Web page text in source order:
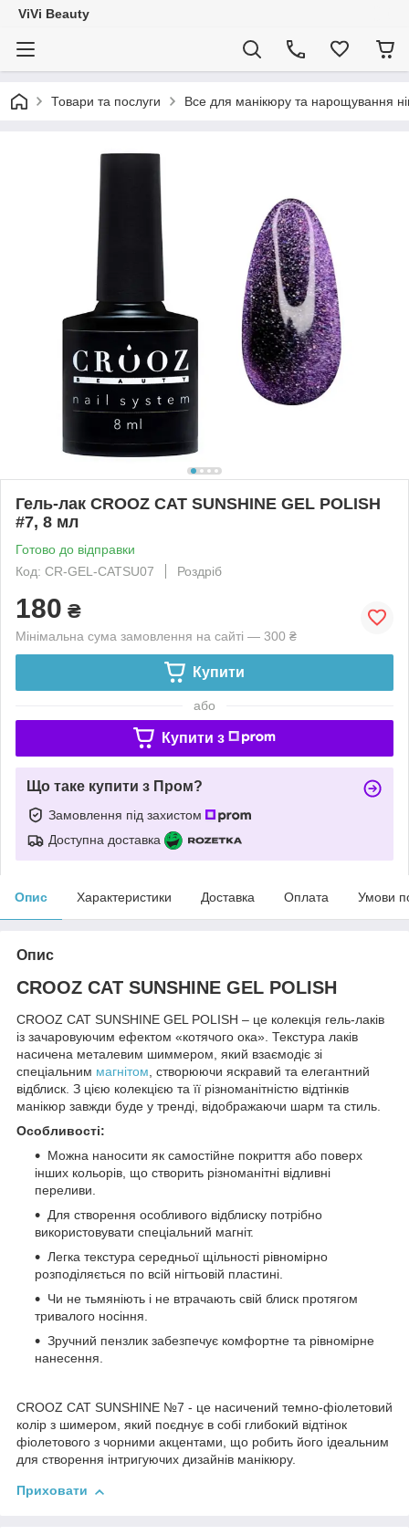
ViVi Beauty
Товари та послуги Все для манікюру та нарощування
Гель-лак CROOZ CAT SUNSHINE GEL POLISH
#7, 8 мл
Готово до відправки
Код: CR-GEL-CATSU07
Роздріб
180 ₴
Мінімальна сума замовлення на сайті — 300 ₴
Купити
або
Купити з
Що таке купити з Пром?
Замовлення під захистом
Доступна доставка
Опис Характеристики Доставка Оплата Умови
Опис
CROOZ CAT SUNSHINE GEL POLISH
CROOZ CAT SUNSHINE GEL POLISH – це колекція гель-лаків
із зачаровуючим ефектом «котячого ока». Текстура лаків
насичена металевим шиммером, який взаємодіє зі
спеціальним магнітом, створюючи яскравий та елегантний
відблиск. З цією колекцією та її різноманітністю відтінків
манікюр завжди буде у тренді, відображаючи шарм та стиль.
Особливості:
Можна наносити як самостійне покриття або поверх
інших кольорів, що створить різноманітні відливні
переливи.
Для створення особливого відблиску потрібно
використовувати спеціальний магніт.
Легка текстура середньої щільності рівномірно
розподіляється по всій нігтьовій пластині.
Чи не тьмяніють і не втрачають свій блиск протягом
тривалого носіння.
Зручний пензлик забезпечує комфортне та рівномірне
нанесення.
CROOZ CAT SUNSHINE №7 - це насичений темно-фіолетовий
колір з шимером, який поєднує в собі глибокий відтінок
фіолетового з чорними акцентами, що робить його ідеальним
для створення інтригуючих дизайнів манікюру.
Приховати